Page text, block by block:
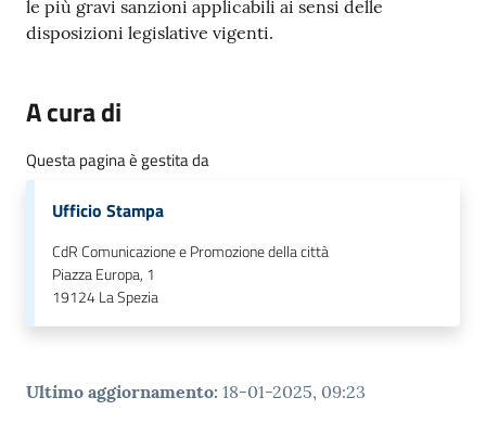
le più gravi sanzioni applicabili ai sensi delle
disposizioni legislative vigenti.
A cura di
Questa pagina è gestita da
Ufficio Stampa
CdR Comunicazione e Promozione della città
Piazza Europa, 1
19124La Spezia
Ultimo aggiornamento: 18-01-2025, 09:23